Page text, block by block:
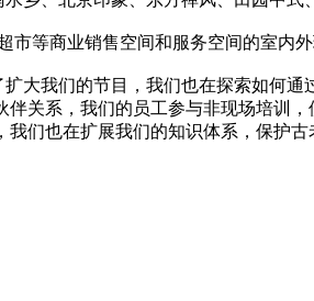
等商业销售空间和服务空间的室内外
我们的节目，我们也在探索如何通
关系，我们的员工参与非现场培训
们也在扩展我们的知识体系，保护古